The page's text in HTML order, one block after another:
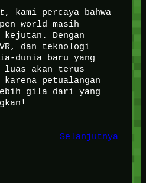
, kami percaya bahwa
world masih
kejutan. Dengan
dan teknologi
dunia baru yang
akan terus
petualangan
gila dari yang
Selanjutnya